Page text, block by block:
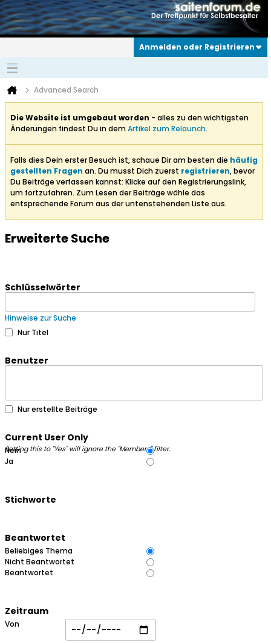
Anmelden oder Registrieren
Advanced Search
Die Website ist umgebaut worden - alles zu den wichtigsten
Änderungen findest Du in demArtikel zum Relaunch.
Falls dies Dein erster Besuch ist, schaue Dir am besten die häufig
gestellten Fragen an. Du musst Dich zuerst registrieren, bevor
Du Beiträge verfassen kannst: Klicke auf den Registrierungslink,
um fortzufahren. Zum Lesen der Beiträge wähle das
entsprechende Forum aus der untenstehenden Liste aus.
Erweiterte Suche
Schlüsselwörter
Hinweise zur Suche
Nur Titel
Benutzer
Nur erstellte Beiträge
Current User Only
Setting this to "Yes" will ignore the "Members" filter.
Nein
Ja
Stichworte
Beantwortet
Beliebiges Thema
Nicht Beantwortet
Beantwortet
Zeitraum
Von